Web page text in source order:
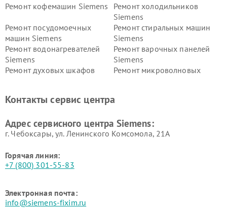
Ремонт кофемашин Siemens
Ремонт холодильников
Siemens
Ремонт посудомоечных
машин Siemens
Ремонт стиральных машин
Siemens
Ремонт водонагревателей
Siemens
Ремонт варочных панелей
Siemens
Ремонт духовых шкафов
Ремонт микроволновых
Siemens
Siemens
Siemens
Siemens
Контакты сервис центра
Адрес сервисного центра Siemens:
г. Чебоксары, ул. Ленинского Комсомола, 21А
Горячая линия:
+7 (800) 301-55-83
Электронная почта:
info@siemens-fixim.ru